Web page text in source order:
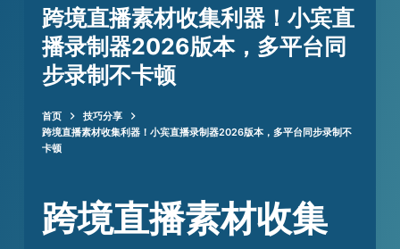
跨境直播素材收集利器！小宾直
播录制器2026版本，多平台同
步录制不卡顿
首页
技巧分享
跨境直播素材收集利器！小宾直播录制器2026版本，多平台同步录制不
卡顿
跨境直播素材收集